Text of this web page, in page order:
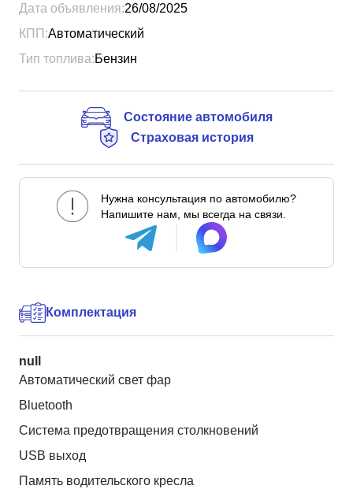
Дата объявления:26/08/2025
КПП:Автоматический
Тип топлива:Бензин
Состояние автомобиля
Страховая история
Нужна консультация по автомобилю?
Напишите нам, мы всегда на связи.
Комплектация
null
Автоматический свет фар
Bluetooth
Система предотвращения столкновений
USB выход
Память водительского кресла